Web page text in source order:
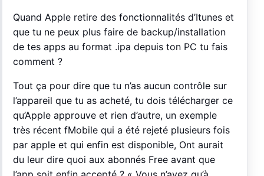
Quand Apple retire des fonctionnalités d’Itunes et
que tu ne peux plus faire de backup/installation
de tes apps au format .ipa depuis ton PC tu fais
comment ?
Tout ça pour dire que tu n’as aucun contrôle sur
l’appareil que tu as acheté, tu dois télécharger ce
qu’Apple approuve et rien d’autre, un exemple
très récent fMobile qui a été rejeté plusieurs fois
par apple et qui enfin est disponible, Ont aurait
du leur dire quoi aux abonnés Free avant que